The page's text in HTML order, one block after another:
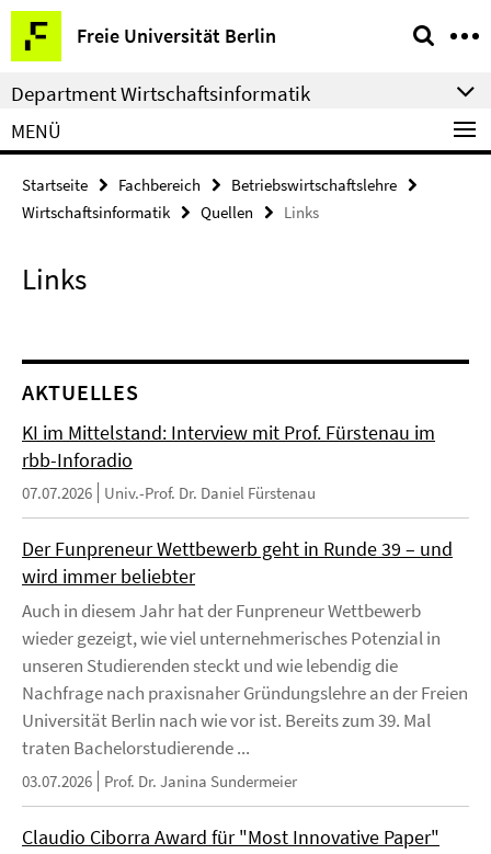
Springe
direkt
zu
Inhalt
Freie Universität Berlin
Service-
Navigation
Department Wirtschaftsinformatik
MENÜ
Startseite Fachbereich
Betriebswirtschaftslehre
Wirtschaftsinformatik
Quellen Links
Links
AKTUELLES
KI im Mittelstand: Interview mit Prof. Fürstenau im
rbb-Inforadio
07.07.2026 Univ.-Prof. Dr. Daniel Fürstenau
Der Funpreneur Wettbewerb geht in Runde 39 – und
wird immer beliebter
Auch in diesem Jahr hat der Funpreneur Wettbewerb
wieder gezeigt, wie viel unternehmerisches Potenzial in
unseren Studierenden steckt und wie lebendig die
Nachfrage nach praxisnaher Gründungslehre an der Freien
Universität Berlin nach wie vor ist. Bereits zum 39. Mal
traten Bachelorstudierende ...
03.07.2026 Prof. Dr. Janina Sundermeier
Claudio Ciborra Award für "Most Innovative Paper"